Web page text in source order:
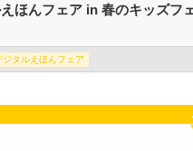
ほんフェア in 春のキッズフ
ジタルえほんフェア